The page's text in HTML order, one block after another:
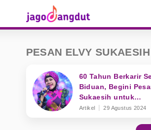
PESAN ELVY SUKAESIH
60 Tahun Berkarir
Biduan, Begini
Sukaesih untuk
Pedangdut Muda
Artikel 29 Agustus 2024